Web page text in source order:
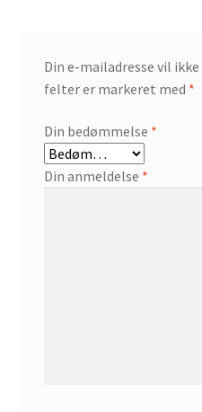
Din e-mailadresse vil
felter er markeret med *
Din bedømmelse *
Din anmeldelse *